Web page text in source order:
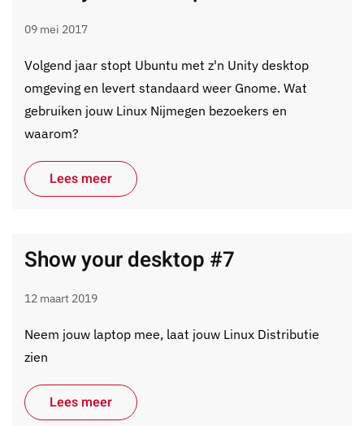
09 mei 2017
Volgend jaar stopt Ubuntu met z'n Unity desktop
omgeving en levert standaard weer Gnome. Wat
gebruiken jouw Linux Nijmegen bezoekers en
waarom?
Lees meer
Show your desktop #7
12 maart 2019
Neem jouw laptop mee, laat jouw Linux Distributie
zien
Lees meer